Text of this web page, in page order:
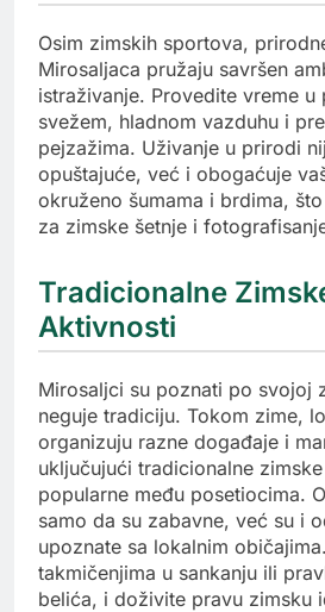
Osim zimskih sportova,
Mirosaljaca pružaju savršen
istraživanje. Provedite vreme
svežem, hladnom vazduhu i
pejzažima. Uživanje u prirodi
opuštajuće, već i obogaćuje
okruženo šumama i brdima,
za zimske šetnje i
Tradicionalne
Aktivnosti
Mirosaljci su poznati po svojoj
neguje tradiciju. Tokom zime,
organizuju razne događaje i
uključujući tradicionalne
popularne među posetiocima.
samo da su zabavne, već su i
upoznate sa lokalnim
takmičenjima u sankanju ili
belića, i doživite pravu zimsku